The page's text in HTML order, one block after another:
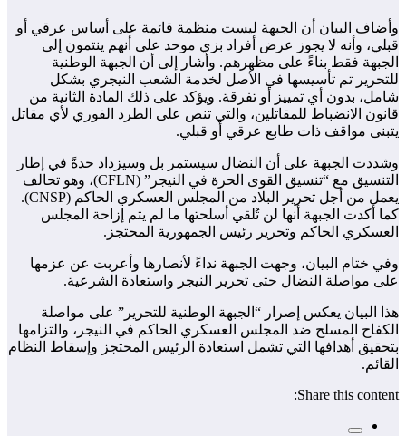
وأضاف البيان أن الجبهة ليست منظمة قائمة على أساس عرقي أو
قبلي، وأنه لا يجوز عرض أفراد بزي موحد على أنهم ينتمون إلى
الجبهة فقط بناءً على مظهرهم. وأشار إلى أن الجبهة الوطنية
للتحرير تم تأسيسها في الأصل لخدمة الشعب النيجري بشكل
شامل، بدون أي تمييز أو تفرقة. ويؤكد على ذلك المادة الثانية من
قانون الانضباط للمقاتلين، والتي تنص على الطرد الفوري لأي مقاتل
يتبنى مواقف ذات طابع عرقي أو قبلي.
وشددت الجبهة على أن النضال سيستمر بل وسيزداد حدةً في إطار
التنسيق مع “تنسيق القوى الحرة في النيجر” (CFLN)، وهو تحالف
يعمل من أجل تحرير البلاد من المجلس العسكري الحاكم (CNSP).
كما أكدت الجبهة أنها لن تُلقي أسلحتها ما لم يتم إزاحة المجلس
العسكري الحاكم وتحرير رئيس الجمهورية المحتجز.
وفي ختام البيان، وجهت الجبهة نداءً لأنصارها وأعربت عن عزمها
على مواصلة النضال حتى تحرير النيجر واستعادة الشرعية.
هذا البيان يعكس إصرار “الجبهة الوطنية للتحرير” على مواصلة
الكفاح المسلح ضد المجلس العسكري الحاكم في النيجر، والتزامها
بتحقيق أهدافها التي تشمل استعادة الرئيس المحتجز وإسقاط النظام
القائم.
Share this content: